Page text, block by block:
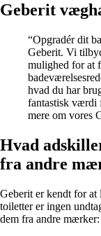
Geberit
“Opgradér dit
Geberit. Vi
mulighed for at
hvad du har
fantastisk værdi
mere om vores
Hvad
fra andre
Geberit er kendt for
toiletter er ingen
dem fra andre mærker: